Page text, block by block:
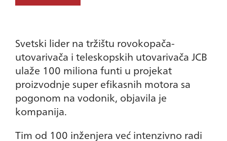
Svetski lider na tržištu rovokopača-
utovarivača i teleskopskih utovarivača JCB
ulaže 100 miliona funti u projekat
proizvodnje super efikasnih motora sa
pogonom na vodonik, objavila je
kompanija.
Tim od 100 inženjera već intenzivno radi